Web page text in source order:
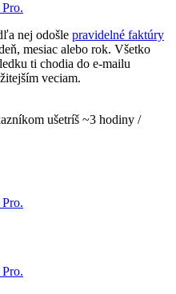
nej odošle pravidelné faktúry
mesiac alebo rok. Všetko
ti chodia do e-mailu
veciam.
ušetríš ~3 hodiny /